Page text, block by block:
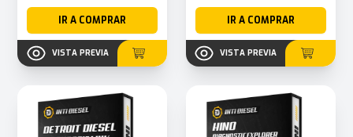
IR A COMPRAR
VISTA PREVIA
IR A COMPRAR
VISTA PREVIA